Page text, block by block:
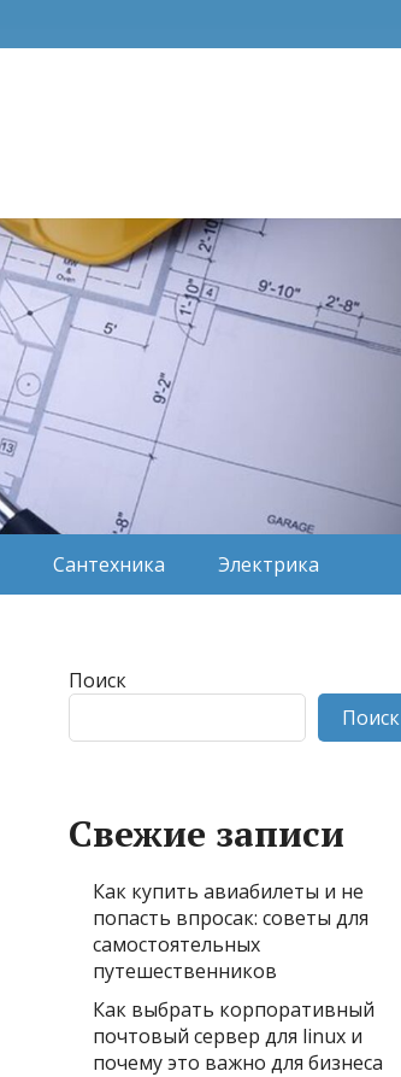
Сантехника Электрика
Поиск
Поиск
Свежие записи
Как купить авиабилеты и не
попасть впросак: советы для
самостоятельных
путешественников
Как выбрать корпоративный
почтовый сервер для linux и
почему это важно для бизнеса